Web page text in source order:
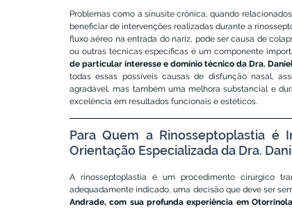
Problemas como a sinusite crônica, quando
beneficiar de intervenções realizadas durante a
fluxo aéreo na entrada do nariz, pode ser causa de
ou outras técnicas específicas é um componente
de particular interesse e domínio técnico da Dra.
todas essas possíveis causas de disfunção nasal,
agradável, mas também uma melhora substancial e
excelência em resultados funcionais e estéticos.
Para Quem a Rinosseptoplastia é
Orientação Especializada da Dra.
A rinosseptoplastia é um procedimento cirúrgico
adequadamente indicado, uma decisão que deve ser
Andrade, com sua profunda experiência em